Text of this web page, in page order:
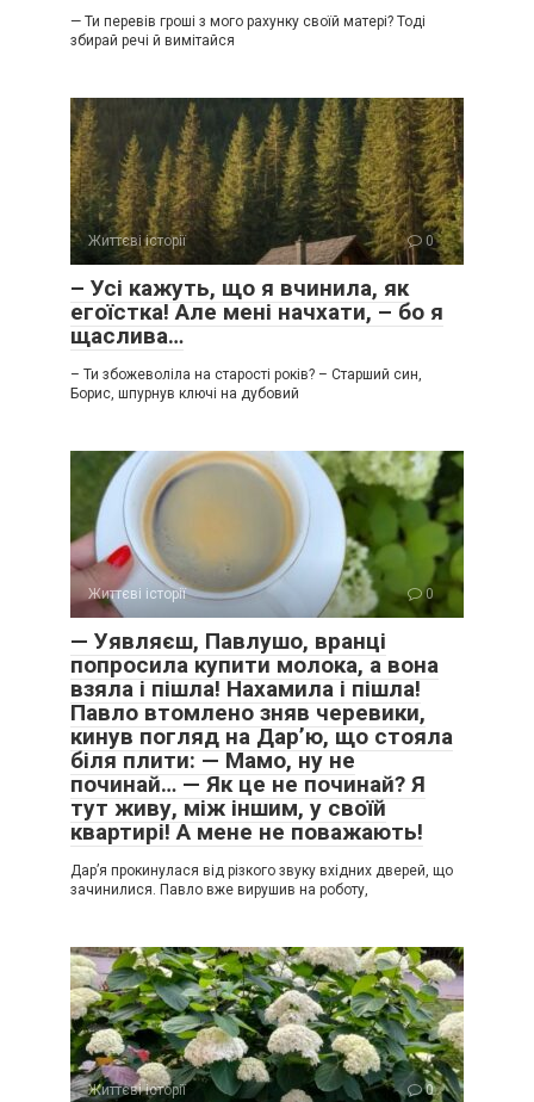
— Ти перевів гроші з мого рахунку своїй матері? Тоді
збирай речі й вимітайся
Життєві історії 0
– Усі кажуть, що я вчинила, як
егоїстка! Але мені начхати, – бо я
щаслива…
– Ти збожеволіла на старості років? – Старший син,
Борис, шпурнув ключі на дубовий
Життєві історії 0
— Уявляєш, Павлушо, вранці
попросила купити молока, а вона
взяла і пішла! Нахамила і пішла!
Павло втомлено зняв черевики,
кинув погляд на Дар’ю, що стояла
біля плити: — Мамо, ну не
починай… — Як це не починай? Я
тут живу, між іншим, у своїй
квартирі! А мене не поважають!
Дар’я прокинулася від різкого звуку вхідних дверей, що
зачинилися. Павло вже вирушив на роботу,
Життєві історії 0